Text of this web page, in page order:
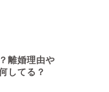
離婚理由や
してる？